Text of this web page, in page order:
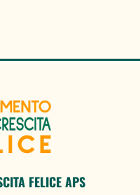
FELICE APS